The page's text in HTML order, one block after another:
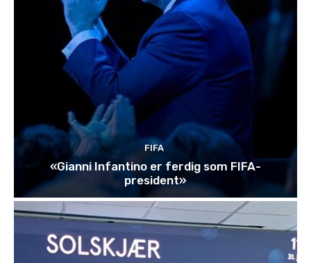
FIFA
«Gianni Infantino er ferdig som FIFA-
president»